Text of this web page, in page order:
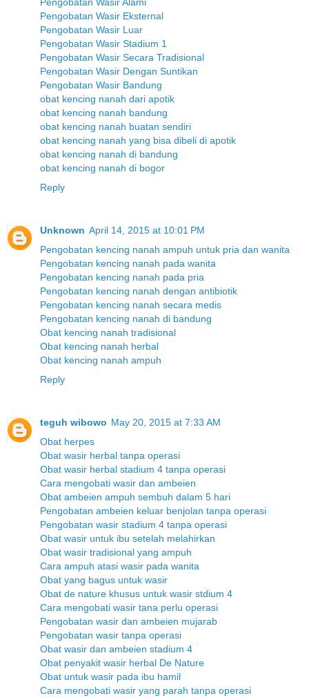
Pengobatan Wasir Eksternal
Pengobatan Wasir Luar
Pengobatan Wasir Stadium 1
Pengobatan Wasir Secara Tradisional
Pengobatan Wasir Dengan Suntikan
Pengobatan Wasir Bandung
obat kencing nanah dari apotik
obat kencing nanah bandung
obat kencing nanah buatan sendiri
obat kencing nanah yang bisa dibeli di apotik
obat kencing nanah di bandung
obat kencing nanah di bogor
Reply
Unknown April 14, 2015 at 10:01 PM
Pengobatan kencing nanah ampuh untuk pria dan wanita
Pengobatan kencing nanah pada wanita
Pengobatan kencing nanah pada pria
Pengobatan kencing nanah dengan antibiotik
Pengobatan kencing nanah secara medis
Pengobatan kencing nanah di bandung
Obat kencing nanah tradisional
Obat kencing nanah herbal
Obat kencing nanah ampuh
Reply
teguh wibowo May 20, 2015 at 7:33 AM
Obat herpes
Obat wasir herbal tanpa operasi
Obat wasir herbal stadium 4 tanpa operasi
Cara mengobati wasir dan ambeien
Obat ambeien ampuh sembuh dalam 5 hari
Pengobatan ambeien keluar benjolan tanpa operasi
Pengobatan wasir stadium 4 tanpa operasi
Obat wasir untuk ibu setelah melahirkan
Obat wasir tradisional yang ampuh
Cara ampuh atasi wasir pada wanita
Obat yang bagus untuk wasir
Obat de nature khusus untuk wasir stdium 4
Cara mengobati wasir tana perlu operasi
Pengobatan wasir dan ambeien mujarab
Pengobatan wasir tanpa operasi
Obat wasir dan ambeien stadium 4
Obat penyakit wasir herbal De Nature
Obat untuk wasir pada ibu hamil
Cara mengobati wasir yang parah tanpa operasi